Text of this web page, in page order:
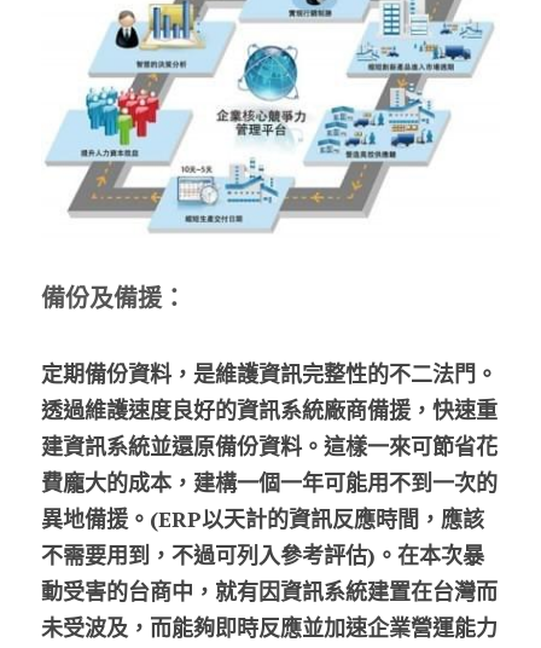
備份及備援：
定期備份資料，是維護資訊完整性的不二法門。
透過維護速度良好的資訊系統廠商備援，快速重
建資訊系統並還原備份資料。這樣一來可節省花
費龐大的成本，建構一個一年可能用不到一次的
異地備援。(ERP以天計的資訊反應時間，應該
不需要用到，不過可列入參考評估)。在本次暴
動受害的台商中，就有因資訊系統建置在台灣而
未受波及，而能夠即時反應並加速企業營運能力